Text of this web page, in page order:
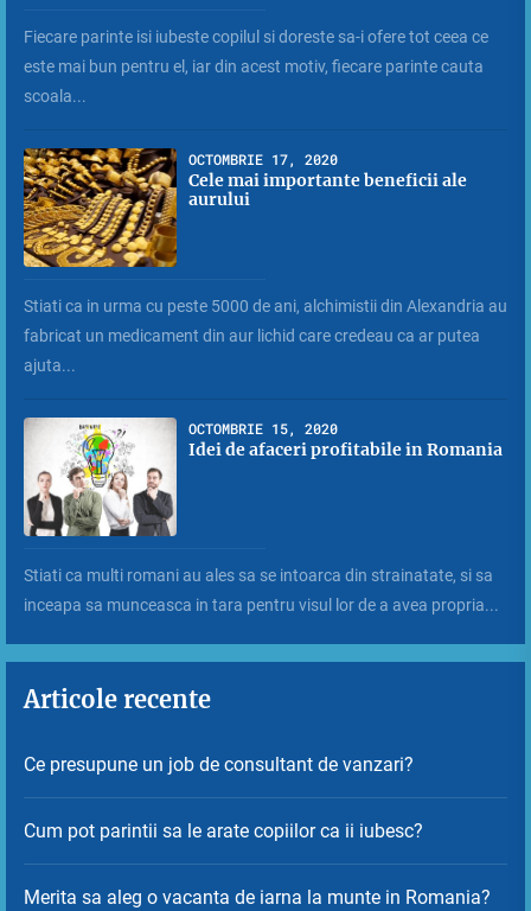
Fiecare parinte isi iubeste copilul si doreste sa-i ofere tot ceea ce
este mai bun pentru el, iar din acest motiv, fiecare parinte cauta
scoala...
OCTOMBRIE 17, 2020
Cele mai importante beneficii ale
aurului
Stiati ca in urma cu peste 5000 de ani, alchimistii din Alexandria au
fabricat un medicament din aur lichid care credeau ca ar putea
ajuta...
OCTOMBRIE 15, 2020
Idei de afaceri profitabile in Romania
Stiati ca multi romani au ales sa se intoarca din strainatate, si sa
inceapa sa munceasca in tara pentru visul lor de a avea propria...
Articole recente
Ce presupune un job de consultant de vanzari?
Cum pot parintii sa le arate copiilor ca ii iubesc?
Merita sa aleg o vacanta de iarna la munte in Romania?